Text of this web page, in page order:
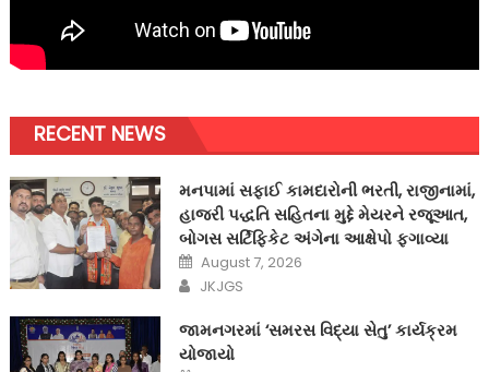
RECENT NEWS
મનપામાં સફાઈ કામદારોની ભરતી, રાજીનામાં,
હાજરી પદ્ધતિ સહિતના મુદ્દે મેયરને રજૂઆત,
બોગસ સર્ટિફિકેટ અંગેના આક્ષેપો ફગાવ્યા
Posted
on
August 7, 2026
Author
JKJGS
જામનગરમાં ‘સમરસ વિદ્યા સેતુ’ કાર્યક્રમ
યોજાયો